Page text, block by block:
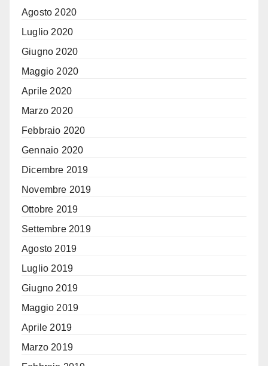
Agosto 2020
Luglio 2020
Giugno 2020
Maggio 2020
Aprile 2020
Marzo 2020
Febbraio 2020
Gennaio 2020
Dicembre 2019
Novembre 2019
Ottobre 2019
Settembre 2019
Agosto 2019
Luglio 2019
Giugno 2019
Maggio 2019
Aprile 2019
Marzo 2019